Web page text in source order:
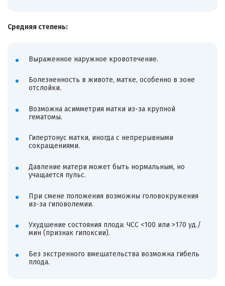
Средняя степень:
Выраженное наружное кровотечение.
Болезненность в животе, матке, особенно в зоне
отслойки.
Возможна асимметрия матки из-за крупной
гематомы.
Гипертонус матки, иногда с непрерывными
сокращениями.
Давление матери может быть нормальным, но
учащается пульс.
При смене положения возможны головокружения
из-за гиповолемии.
Ухудшение состояния плода: ЧСС <100 или >170 уд./
мин (признак гипоксии).
Без экстренного вмешательства возможна гибель
плода.